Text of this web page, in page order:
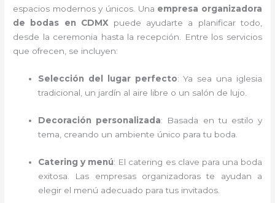
espacios modernos y únicos. Una empresa organizadora
de bodas en CDMX puede ayudarte a planificar todo,
desde la ceremonia hasta la recepción. Entre los servicios
que ofrecen, se incluyen:
Selección del lugar perfecto: Ya sea una iglesia
tradicional, un jardín al aire libre o un salón de lujo.
Decoración personalizada: Basada en tu estilo y
tema, creando un ambiente único para tu boda.
Catering y menú: El catering es clave para una boda
exitosa. Las empresas organizadoras te ayudan a
elegir el menú adecuado para tus invitados.